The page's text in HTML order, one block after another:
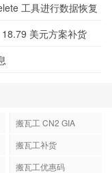
工具进行数据恢复
美元方案补货
搬瓦工 CN2 GIA
搬瓦工补货
搬瓦工优惠码